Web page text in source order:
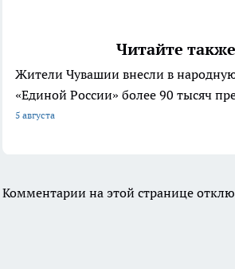
Читайте
Жители Чувашии внесли в
«Единой России» более 90 тысяч
5 августа
Комментарии на этой странице